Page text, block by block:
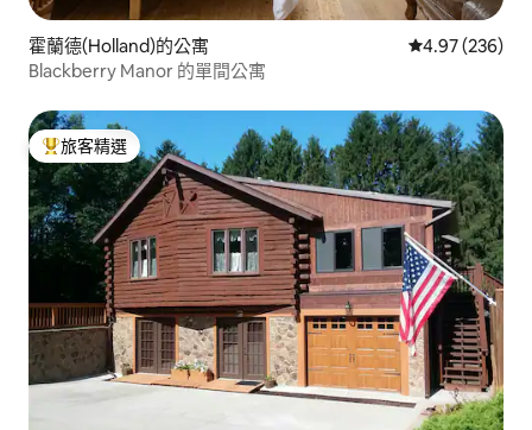
霍蘭德(Holland)的公寓 從 236 則評價
4.97 (236)
Blackberry Manor 的單間公寓
旅客精選榜首
旅客精選